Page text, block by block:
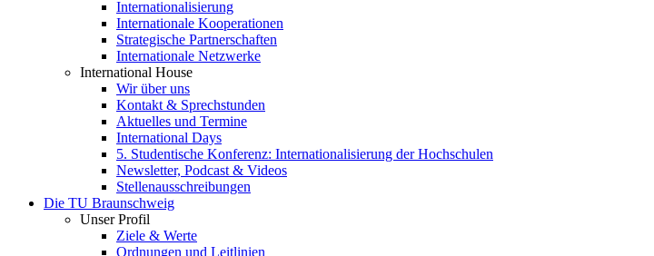
Internationalisierung
Internationale Kooperationen
Strategische Partnerschaften
Internationale Netzwerke
International House
Wir über uns
Kontakt & Sprechstunden
Aktuelles und Termine
International Days
5. Studentische Konferenz: Internationalisierung der Hochschulen
Newsletter, Podcast & Videos
Stellenausschreibungen
Die TU Braunschweig
Unser Profil
Ziele & Werte
Ordnungen und Leitlinien